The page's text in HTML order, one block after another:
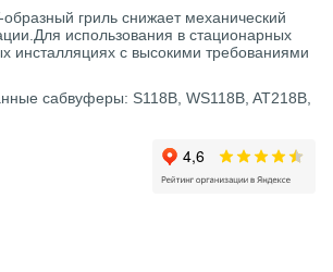
гриль снижает механический
использования в стационарных
инсталляциях с высокими требованиями
сабвуферы: S118B, WS118B, AT218B,